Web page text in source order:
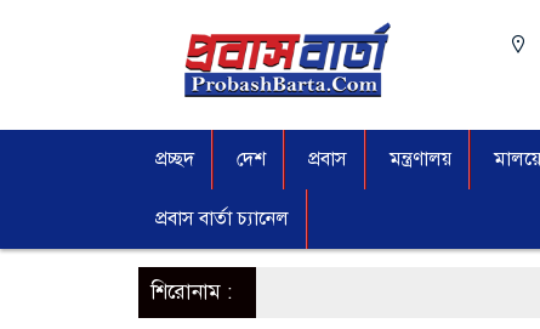
প্রচ্ছদ দেশ প্রবাস মন্ত্রণালয়
প্রবাস বার্তা চ্যানেল
শিরোনাম :